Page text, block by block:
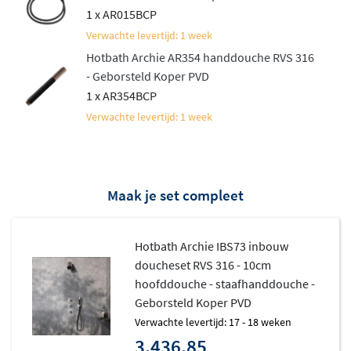
leidingdruk. De thermostatische bediening garandeert
een constante, veilige watertemperatuur zonder
plotselinge schommelingen.
Installatievriendelijk en compleet
De Archie IBS73 wordt geleverd
loodgieters de set snel en efficiënt kunnen monteren. De
prettige bediening. De set is voorzien van het Belgaqua
keurmerk voor kwaliteit en veiligheid.
1 x AR015BCP
Verwachte levertijd: 1 week
Hotbath Archie AR354 handdouche RVS 316
- Geborsteld Koper PVD
1 x AR354BCP
Verwachte levertijd: 1 week
Maak je set compleet
Hotbath Archie IBS73 inbouw
doucheset RVS 316 - 10cm
hoofddouche - staafhanddouche -
Geborsteld Koper PVD
Verwachte levertijd: 17 - 18 weken